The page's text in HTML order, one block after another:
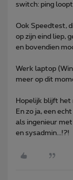
switch: ping
Ook Speedtest,
op zijn eind liep,
en bovendien
Werk laptop
meer op dit
Hopelijk blijft het
En zo ja, een
als ingenieur
en sysadmin...!?!